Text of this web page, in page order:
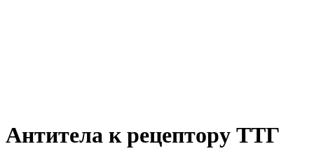
Антитела к рецептору ТТГ